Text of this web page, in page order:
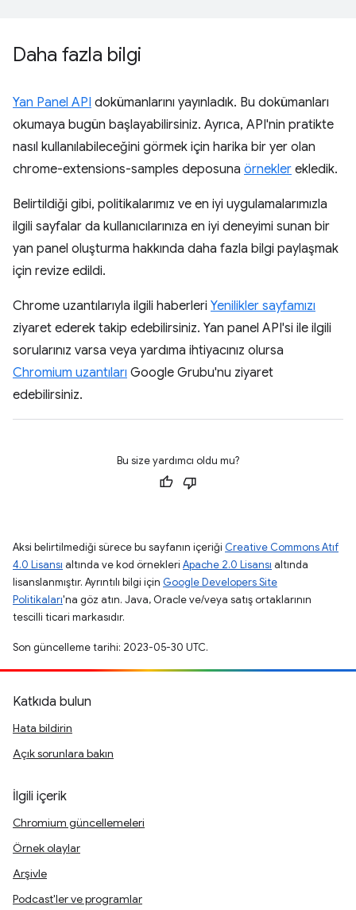
Daha fazla bilgi
Yan Panel API dokümanlarını yayınladık. Bu dokümanları
okumaya bugün başlayabilirsiniz. Ayrıca, API'nin pratikte
nasıl kullanılabileceğini görmek için harika bir yer olan
chrome-extensions-samples deposuna örnekler ekledik.
Belirtildiği gibi, politikalarımız ve en iyi uygulamalarımızla
ilgili sayfalar da kullanıcılarınıza en iyi deneyimi sunan bir
yan panel oluşturma hakkında daha fazla bilgi paylaşmak
için revize edildi.
Chrome uzantılarıyla ilgili haberleri Yenilikler sayfamızı
ziyaret ederek takip edebilirsiniz. Yan panel API'si ile ilgili
sorularınız varsa veya yardıma ihtiyacınız olursa
Chromium uzantıları Google Grubu'nu ziyaret
edebilirsiniz.
Bu size yardımcı oldu mu?
Aksi belirtilmediği sürece bu sayfanın içeriği Creative Commons Atıf
4.0 Lisansı altında ve kod örnekleri Apache 2.0 Lisansı altında
lisanslanmıştır. Ayrıntılı bilgi için Google Developers Site
Politikaları'na göz atın. Java, Oracle ve/veya satış ortaklarının
tescilli ticari markasıdır.
Son güncelleme tarihi: 2023-05-30 UTC.
Katkıda bulun
Hata bildirin
Açık sorunlara bakın
İlgili içerik
Chromium güncellemeleri
Örnek olaylar
Arşivle
Podcast'ler ve programlar